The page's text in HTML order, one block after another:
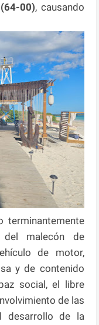
(64-00), causando
terminantemente
malecón de
de motor,
y de contenido
social, el libre
de las
desarrollo de la